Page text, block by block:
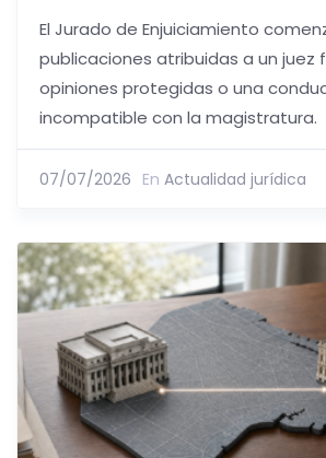
El Jurado de Enjuiciamiento
publicaciones atribuidas a un juez
opiniones protegidas o una
incompatible con la magistratura.
07/07/2026 En Actualidad jurídica